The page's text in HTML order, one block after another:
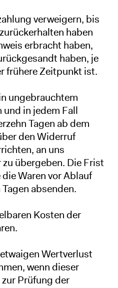
verweigern, bis
haben
erbracht haben,
haben, je
frühere Zeitpunkt ist.
ungebrauchtem
in jedem Fall
Tagen ab dem
den Widerruf
an uns
übergeben. Die Frist
Waren vor Ablauf
absenden.
Kosten der
Wertverlust
wenn dieser
Prüfung der